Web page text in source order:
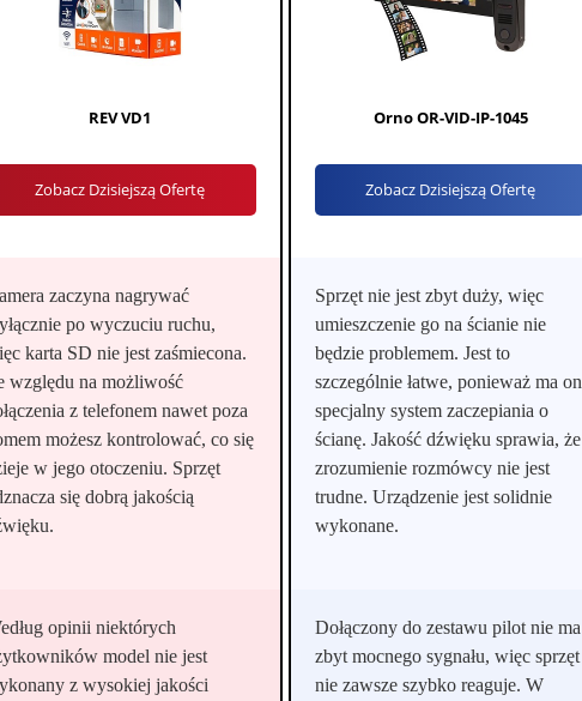
REV VD1
Zobacz Dzisiejszą Ofertę
zaczyna nagrywać
po wyczuciu ruchu,
karta SD nie jest zaśmiecona.
względu na możliwość
z telefonem nawet poza
możesz kontrolować, co się
w jego otoczeniu. Sprzęt
się dobrą jakością
opinii niektórych
model nie jest
z wysokiej jakości
Orno OR-VID-IP-1045
Zobacz Dzisiejszą Ofertę
Sprzęt nie jest zbyt duży, więc
umieszczenie go na ścianie nie
będzie problemem. Jest to
szczególnie łatwe, ponieważ ma on
specjalny system zaczepiania o
ścianę. Jakość dźwięku sprawia, że
zrozumienie rozmówcy nie jest
trudne. Urządzenie jest solidnie
wykonane.
Dołączony do zestawu pilot nie ma
zbyt mocnego sygnału, więc sprzęt
nie zawsze szybko reaguje. W